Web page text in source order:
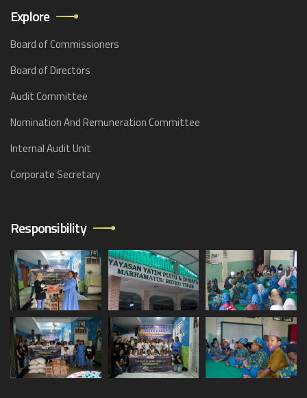
Explore
Board of Commissioners
Board of Directors
Audit Committee
Nomination And Remuneration Committee
Internal Audit Unit
Corporate Secretary
Responsibility